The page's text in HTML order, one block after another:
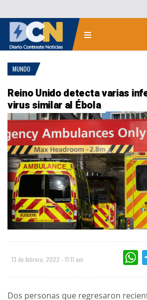
MUNDO
Reino Unido detecta varias
virus similar al Ébola
13 de febrero, 2022 - 11:11 am
Dos personas que regresaron